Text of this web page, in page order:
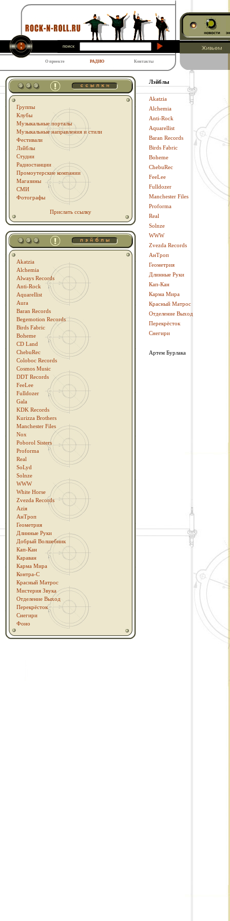
О проекте РАДИО Контакты
Группы
Клубы
Музыкальные порталы
Музыкальные направления и стили
Фестивали
Лэйблы
Студии
Радиостанции
Промоутерские компании
Магазины
СМИ
Фотографы
Прислать ссылку
Akatzia
Alchemia
Always Records
Anti-Rock
Aquarellist
Aura
Baran Records
Begemotion Records
Birds Fabric
Boheme
CD Land
ChebuRec
Coloboc Records
Cosmos Music
DDT Records
FeeLee
Fulldozer
Gala
KDK Records
Kurizza Brothers
Manchester Files
Nox
Poborol Sisters
Proforma
Real
SoLyd
Solnze
WWW
White Horse
Zvezda Records
Аziя
АнТроп
Геометрия
Длинные Руки
Добрый Волшебник
Кап-Кан
Караван
Карма Мира
Контра-С
Красный Матрос
Мистерия Звука
Отделение Выход
Перекрёсток
Снегири
Фоно
Лэйблы
Akatzia
Alchemia
Anti-Rock
Aquarellist
Baran Records
Birds Fabric
Boheme
ChebuRec
FeeLee
Fulldozer
Manchester Files
Proforma
Real
Solnze
WWW
Zvezda Records
АнТроп
Геометрия
Длинные Руки
Кап-Кан
Карма Мира
Красный Матрос
Отделение Выход
Перекрёсток
Снегири
Артем Бурлака